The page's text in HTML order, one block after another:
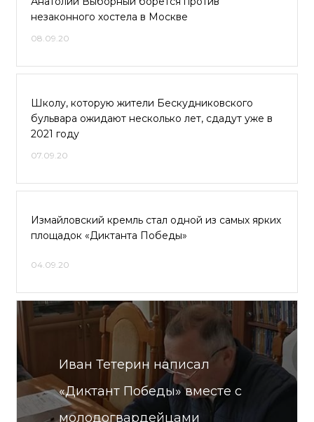
незаконного хостела в Москве
08.09.20
Школу, которую жители Бескудниковского
бульвара ожидают несколько лет, сдадут уже в
2021 году
07.09.20
Измайловский кремль стал одной из самых ярких
площадок «Диктанта Победы»
04.09.20
Иван Тетерин написал
«Диктант Победы» вместе с
молодогвардейцами